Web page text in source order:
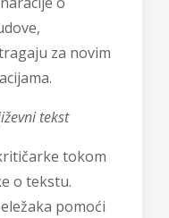
za novim
tekst
tokom
o tekstu.
pomoći